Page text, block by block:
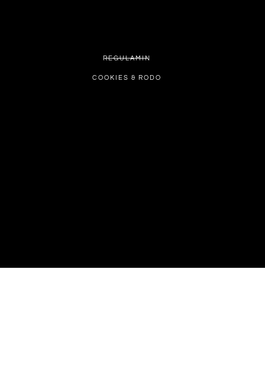
REGULAMIN
COOKIES & RODO